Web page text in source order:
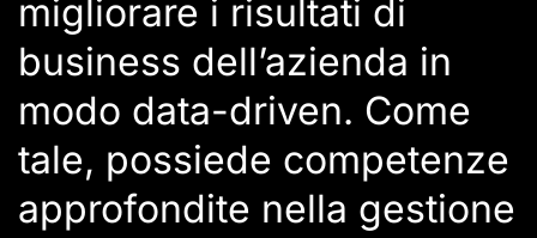
migliorare i risultati di
business dell’azienda in
modo data-driven. Come
tale, possiede competenze
approfondite nella gestione